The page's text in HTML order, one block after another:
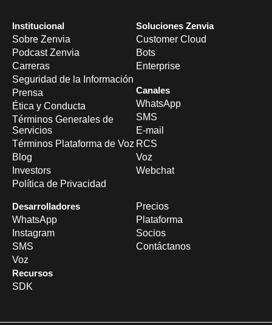
Institucional
Sobre Zenvia
Podcast Zenvia
Carreras
Seguridad de la Información
Prensa
Ética y Conducta
Términos Generales de
Servicios
Términos Plataforma de Voz
Blog
Investors
Política de Privacidad
Soluciones Zenvia
Customer Cloud
Bots
Enterprise
Canales
WhatsApp
SMS
E-mail
RCS
Voz
Webchat
Desarrolladores
WhatsApp
Instagram
SMS
Voz
Recursos
SDK
Precios
Plataforma
Socios
Contáctanos